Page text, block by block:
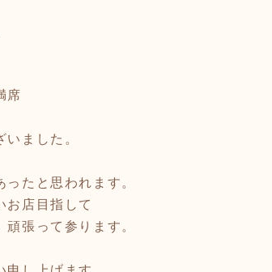
席
ました。
たと思われます。
お店目指して
張って参ります。